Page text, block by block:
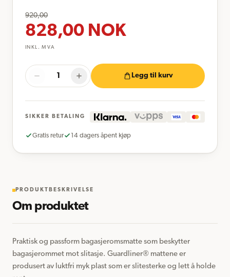
920,00
828,00 NOK
INKL. MVA
Legg til kurv
SIKKER BETALING
Gratis retur 14 dagers åpent kjøp
PRODUKTBESKRIVELSE
Om produktet
Praktisk og passform bagasjeromsmatte som beskytter
bagasjerommet mot slitasje. Guardliner® mattene er
produsert av luktfri myk plast som er slitesterke og lett å holde